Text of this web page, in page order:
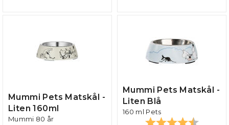
Mummi Pets Matskål -
Liten 160ml
Mummi 80 år
Mummi Pets Matskål -
Liten Blå
160 ml Pets
Karakter: 4.6 av 5